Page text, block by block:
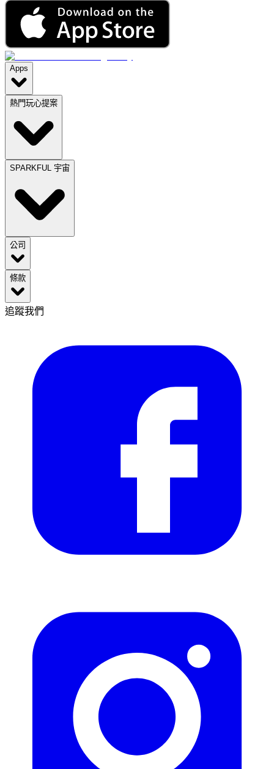
Apps
熱門玩心提案
SPARKFUL 宇宙
公司
條款
追蹤我們